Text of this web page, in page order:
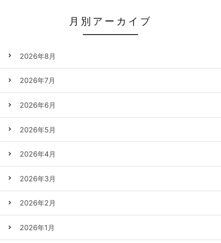
月別アーカイブ
2026年8月
2026年7月
2026年6月
2026年5月
2026年4月
2026年3月
2026年2月
2026年1月